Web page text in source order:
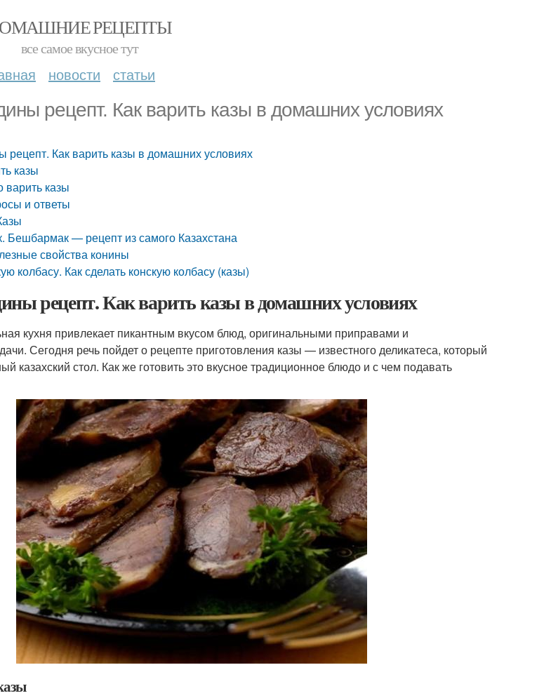
РЕЦЕПТЫ
все самое вкусное тут
новости статьи
рецепт. Как варить казы в домашних условиях
рецепт. Как варить казы в домашних условиях
казы
варить казы
и ответы
Бешбармак — рецепт из самого Казахстана
свойства конины
колбасу. Как сделать конскую колбасу (казы)
рецепт. Как варить казы в домашних условиях
кухня привлекает пикантным вкусом блюд, оригинальными приправами и
Сегодня речь пойдет о рецепте приготовления казы — известного деликатеса, который
казахский стол. Как же готовить это вкусное традиционное блюдо и с чем подавать